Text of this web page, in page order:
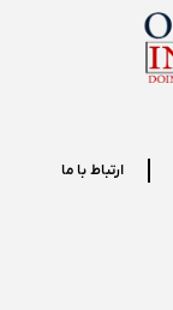
ارتباط با ما